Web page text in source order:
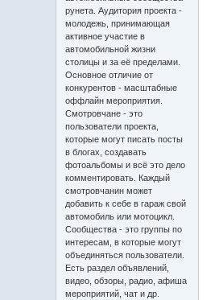
рунета. Аудитория проекта -
молодежь, принимающая
активное участие в
автомобильной жизни
столицы и за её пределами.
Основное отличие от
конкурентов - масштабные
оффлайн мероприятия.
Смотровчане - это
пользователи проекта,
которые могут писать посты
в блогах, создавать
фотоальбомы и всё это дело
комментировать. Каждый
смотровчанин может
добавить к себе в гараж свой
автомобиль или мотоцикл.
Сообщества - это группы по
интересам, в которые могут
объединяться пользователи.
Есть раздел объявлений,
видео, обзоры, радио, афиша
мероприятий, чат и др.